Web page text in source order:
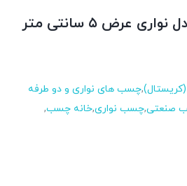
چسب پهن هیرو مدل نواری عرض ۵ سانتی متر
,چسب های نواری و دو طرفه
صنعتی,چسب نواری,خانه چسب,